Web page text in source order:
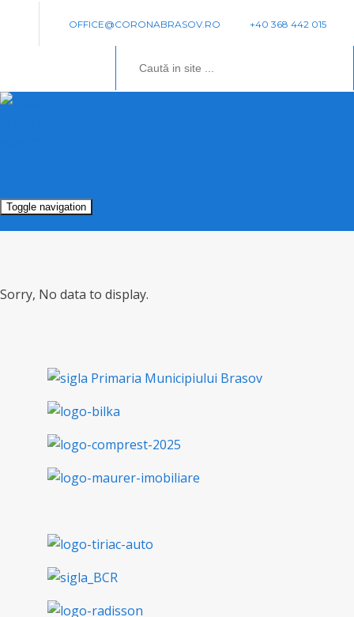
OFFICE@CORONABRASOV.RO +40 368 442 015
Toggle navigation
Sorry, No data to display.